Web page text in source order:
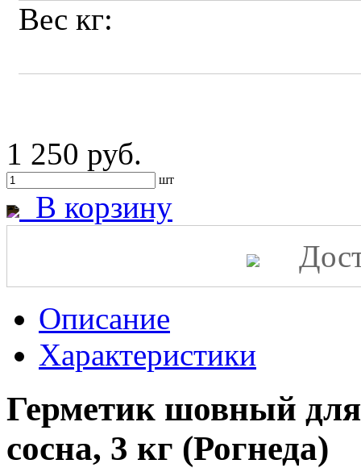
Вес кг:
1 250 руб.
шт
В корзину
Описание
Характеристики
Герметик шовный
сосна, 3 кг (Рогнеда)